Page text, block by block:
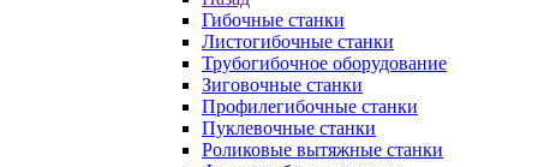
Гибочные станки
Листогибочные станки
Трубогибочное оборудование
Зиговочные станки
Профилегибочные станки
Пуклевочные станки
Роликовые вытяжные станки